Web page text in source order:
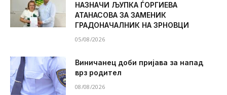
НАЗНАЧИ ЉУПКА ЃОРГИЕВА
АТАНАСОВА ЗА ЗАМЕНИК
ГРАДОНАЧАЛНИК НА ЗРНОВЦИ
05/08/2026
Виничанец доби пријава за напад
врз родител
08/08/2026